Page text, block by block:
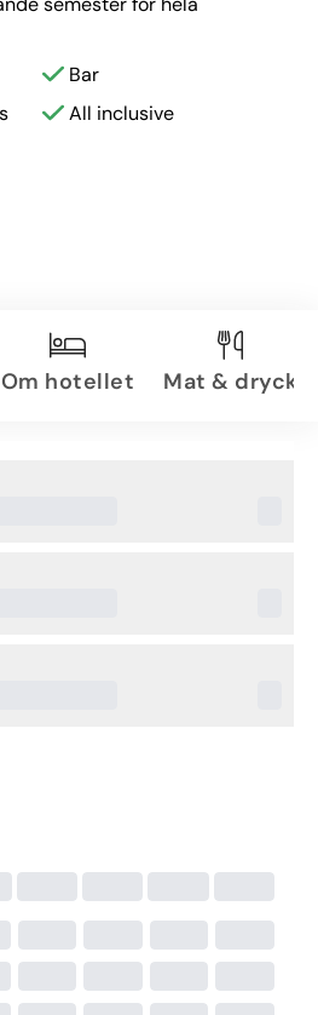
Bar
All inclusive
Om hotellet Mat & dryck